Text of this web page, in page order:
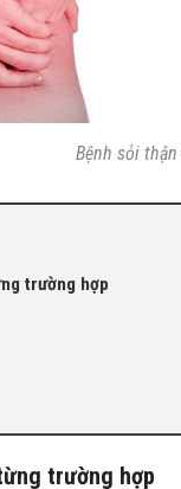
Bệnh sỏi
trường hợp
trường hợp